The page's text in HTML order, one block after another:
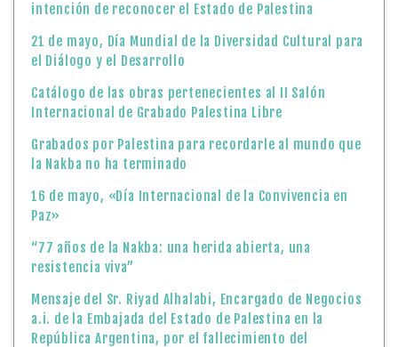
intención de reconocer el Estado de Palestina
21 de mayo, Día Mundial de la Diversidad Cultural para
el Diálogo y el Desarrollo
Catálogo de las obras pertenecientes al II Salón
Internacional de Grabado Palestina Libre
Grabados por Palestina para recordarle al mundo que
la Nakba no ha terminado
16 de mayo, «Día Internacional de la Convivencia en
Paz»
“77 años de la Nakba: una herida abierta, una
resistencia viva”
Mensaje del Sr. Riyad Alhalabi, Encargado de Negocios
a.i. de la Embajada del Estado de Palestina en la
República Argentina, por el fallecimiento del